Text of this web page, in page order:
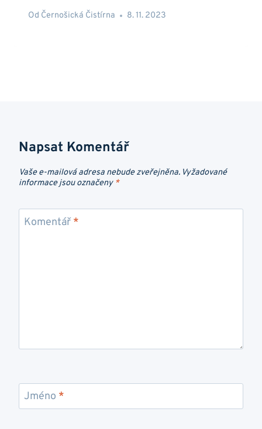
Od Černošická Čistírna 8. 11. 2023
Napsat Komentář
Vaše e-mailová adresa nebude zveřejněna. Vyžadované
informace jsou označeny *
Komentář *
Jméno *